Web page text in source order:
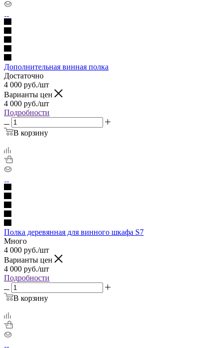
Дополнительная винная полка
Достаточно
4 000 руб./шт
Варианты цен
4 000 руб./шт
Подробности
В корзину
Полка деревянная для винного шкафа S7
Много
4 000 руб./шт
Варианты цен
4 000 руб./шт
Подробности
В корзину